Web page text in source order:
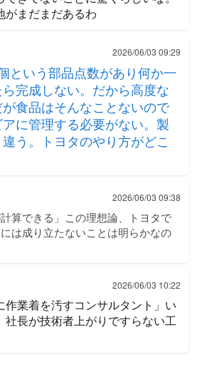
がまだまだあるわ
2026/06/03 09:29
という部品点数があり何か一
完成しない。だから高度な
食品はそんなことないので
に管理する必要がない。製
う。トヨタのやり方がどこ
2026/06/03 09:38
計算できる」この理想論、トヨタで
は成り立たないことは明らかなの
2026/06/03 10:22
作業着を汚すコンサルタント」い
社長が技術者上がりですらない工